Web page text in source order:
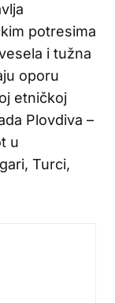
potresima
i tužna
oporu
etničkoj
Plovdiva –
u
Turci,